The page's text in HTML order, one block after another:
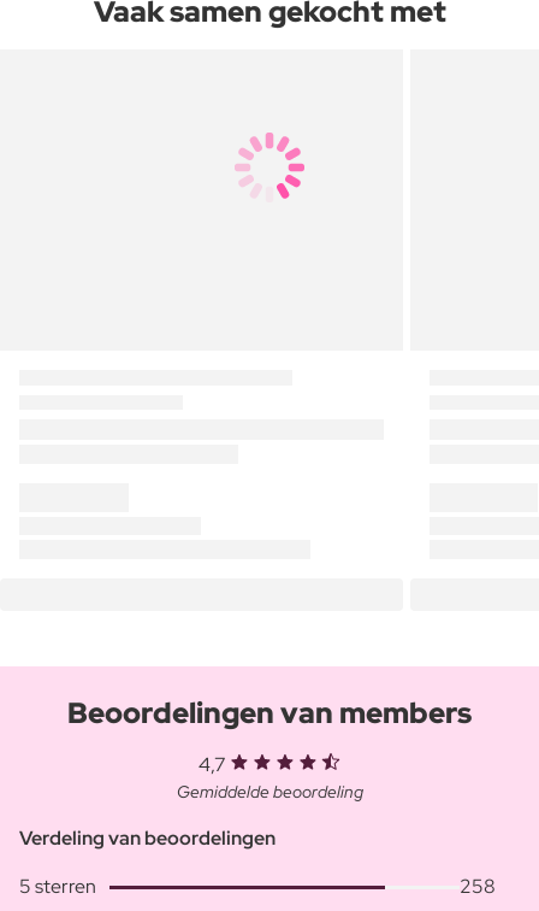
Vaak samen gekocht met
Beoordelingen van members
4,7
Gemiddelde beoordeling
Verdeling van beoordelingen
5 sterren
258